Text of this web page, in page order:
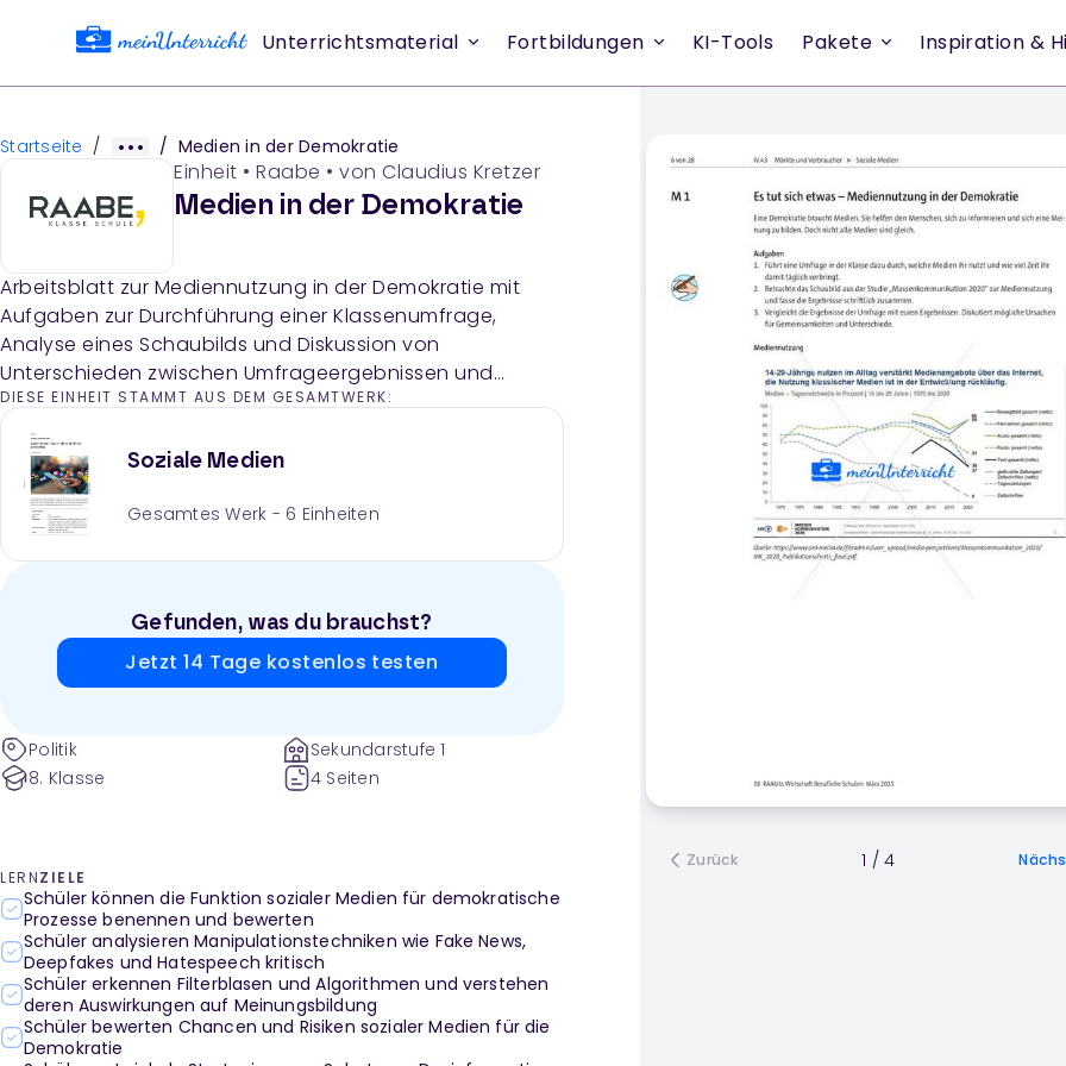
Unterrichtsmaterial Fortbildungen KI-Tools Pakete Inspiration &
Startseite / / Medien in der Demokratie
Einheit • Raabe • von Claudius Kretzer
Medien in der Demokratie
Arbeitsblatt zur Mediennutzung in der Demokratie mit
Aufgaben zur Durchführung einer Klassenumfrage,
Analyse eines Schaubilds und Diskussion von
Unterschieden zwischen Umfrageergebnissen und
Studiendaten.
DIESE EINHEIT STAMMT AUS DEM GESAMTWERK:
Soziale Medien
Gesamtes Werk - 6 Einheiten
Gefunden, was du brauchst?
Jetzt 14 Tage kostenlos testen
Politik
8. Klasse
Sekundarstufe 1
4 Seiten
LERNZIELE
Schüler können die Funktion sozialer Medien für demokratische
Prozesse benennen und bewerten
Schüler analysieren Manipulationstechniken wie Fake News,
Deepfakes und Hatespeech kritisch
Schüler erkennen Filterblasen und Algorithmen und verstehen
deren Auswirkungen auf Meinungsbildung
Schüler bewerten Chancen und Risiken sozialer Medien für die
Demokratie
Zurück 1 /4